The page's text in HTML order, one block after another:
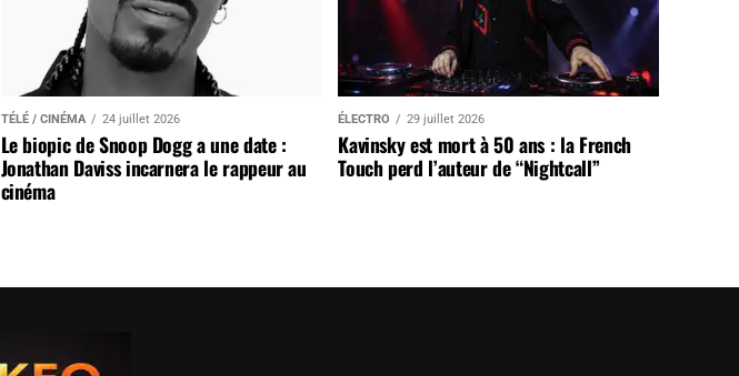
TÉLÉ / CINÉMA 24 juillet 2026
Le biopic de Snoop Dogg a une date :
Jonathan Daviss incarnera le rappeur au
cinéma
ÉLECTRO 29 juillet 2026
Kavinsky est mort à 50 ans : la French
Touch perd l’auteur de “Nightcall”